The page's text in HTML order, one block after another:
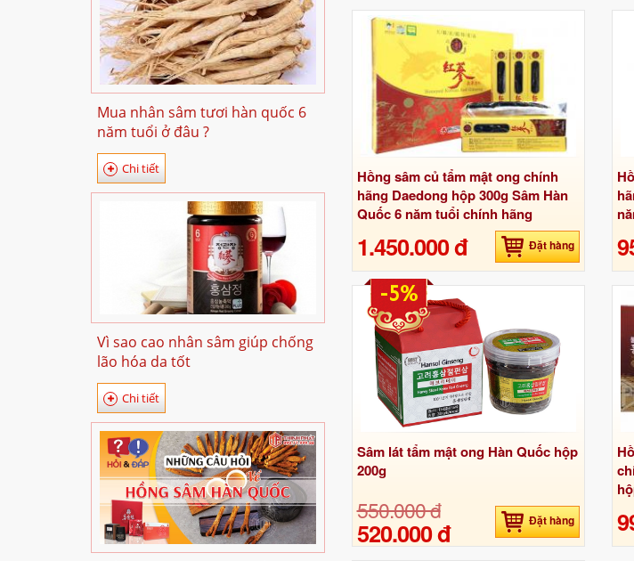
Mua nhân sâm tươi hàn quốc 6
năm tuổi ở đâu ?
Chi tiết
Vì sao cao nhân sâm giúp chống
lão hóa da tốt
Chi tiết
Hồng sâm củ tẩm mật ong chính
hãng Daedong hộp 300g Sâm Hàn
Quốc 6 năm tuổi chính hãng
1.450.000 đ Đặt hàng
Sâm lát tẩm mật ong Hàn Quốc hộp
200g
550.000 đ
520.000 đ Đặt hàng
-5%